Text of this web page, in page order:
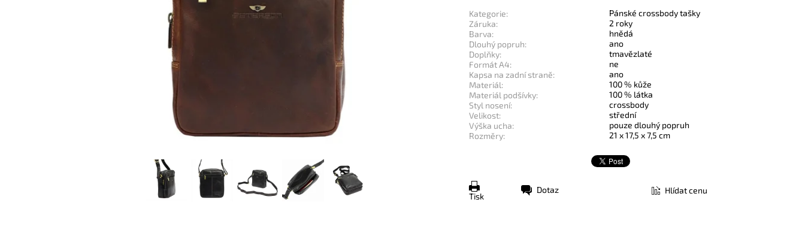
Kategorie:
Pánské crossbody tašky
Záruka:
2 roky
Barva:
hnědá
Dlouhý popruh:
ano
Doplňky:
tmavězlaté
Formát A4:
ne
Kapsa na zadní straně:
ano
Materiál:
100 % kůže
Materiál podšívky:
100 % látka
Styl nosení:
crossbody
Velikost:
střední
Výška ucha:
pouze dlouhý popruh
Rozměry:
21 x 17,5 x 7,5 cm
Tisk
Dotaz Hlídat cenu